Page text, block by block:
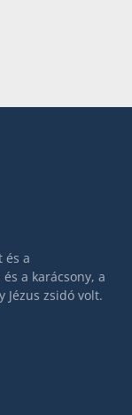
és a
a karácsony, a
Jézus zsidó volt.